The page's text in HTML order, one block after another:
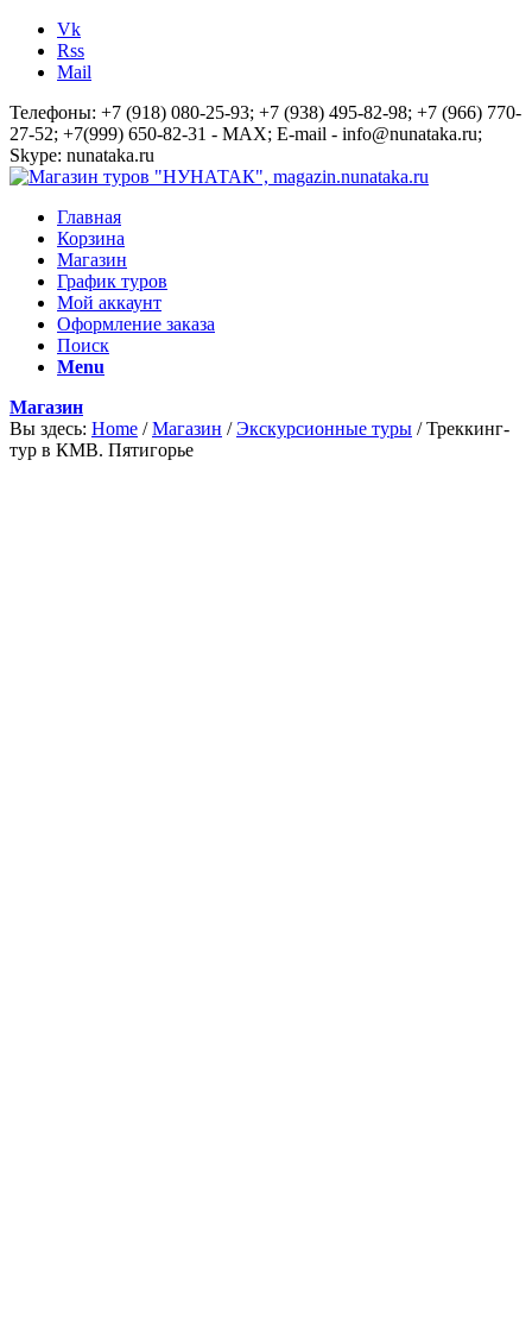
Vk
Rss
Mail
Телефоны: +7 (918) 080-25-93; +7 (938) 495-82-98; +7 (966) 770-
27-52; +7(999) 650-82-31 - MAX; E-mail - info@nunataka.ru;
Skype: nunataka.ru
Главная
Корзина
Магазин
График туров
Мой аккаунт
Оформление заказа
Поиск
Menu
Магазин
Вы здесь: Home / Магазин / Экскурсионные туры / Треккинг-
тур в КМВ. Пятигорье